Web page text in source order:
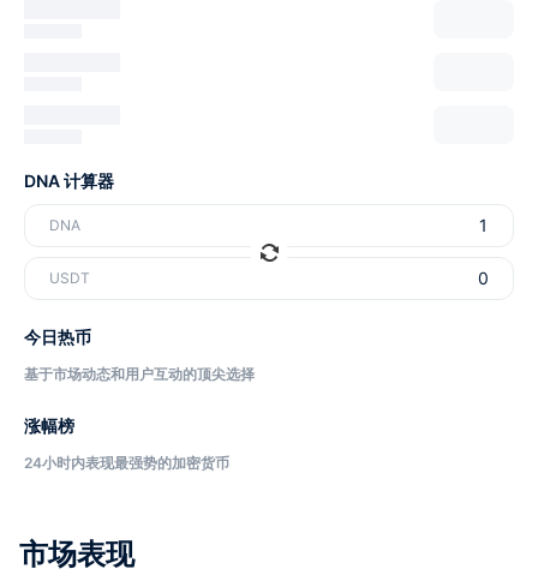
市场表现
DNA 计算器
DNA
USDT
今日热币
基于市场动态和用户互动的顶尖选择
涨幅榜
24小时内表现最强势的加密货币